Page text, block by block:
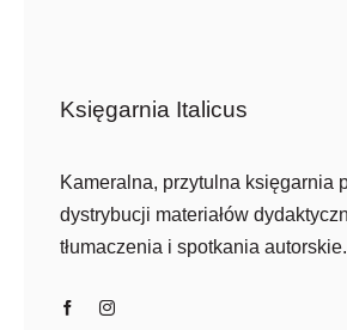
Księgarnia Italicus
Kameralna, przytulna księgarnia
dystrybucji materiałów
tłumaczenia i spotkania autorskie.